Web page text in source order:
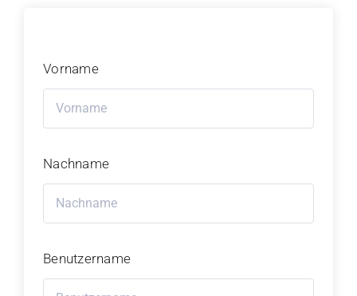
Lernbereich
Kontakt
Vorname
Nachname
Benutzername